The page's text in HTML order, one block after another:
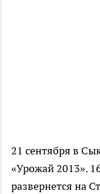
21 сентября в
«Урожай 2013».
развернется на